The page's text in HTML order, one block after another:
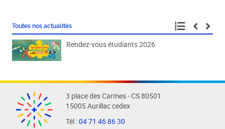
Toutes nos actualités
Rendez-vous étudiants 2026
3 place des Carmes - CS 80501
15005 Aurillac cedex
Tél :04 71 46 86 30